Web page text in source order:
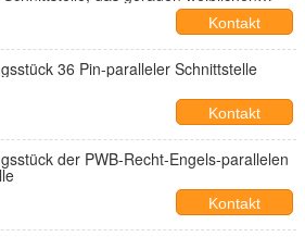
für Matrixdrucker anbringt
Kontakt
36 Pin-paralleler Schnittstelle
Kontakt
der PWB-Recht-Engels-parallelen
Kontakt